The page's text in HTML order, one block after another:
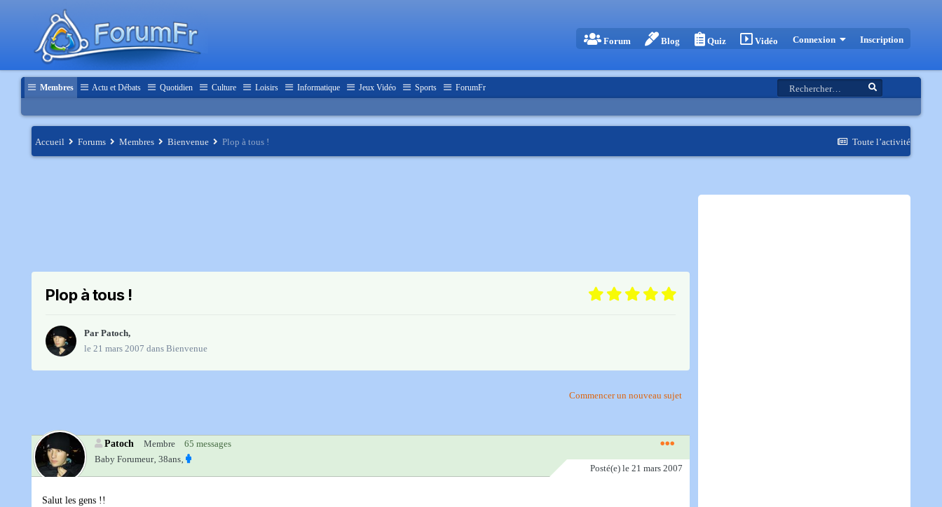
Forum Blog Quiz Vidéo Connexion Inscription
Membres Actu et Débats Quotidien Culture Loisirs Informatique Jeux Vidéo Sports ForumFr
Toute l’activité
Accueil Forums Membres Bienvenue Plop à tous !
Plop à tous !
Par Patoch,
le 21 mars 2007 dans Bienvenue
Commencer un nouveau sujet
Patoch Membre
65 messages
Baby Forumeur‚ 38ans‚
Posté(e) le 21 mars 2007
Salut les gens !!